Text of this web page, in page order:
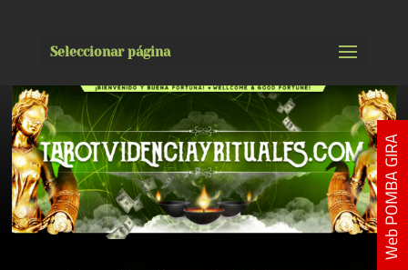
Seleccionar página
Web POMBA GIRA